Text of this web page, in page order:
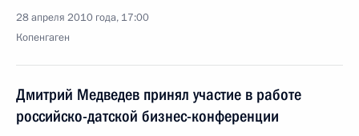
28 апреля 2010 года, 17:00
Копенгаген
Дмитрий Медведев принял участие в работе
российско-датской бизнес-конференции